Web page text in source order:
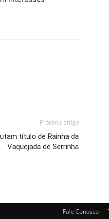
Próximo artigo
título de Rainha da
Vaquejada de Serrinha
Fale Conosco